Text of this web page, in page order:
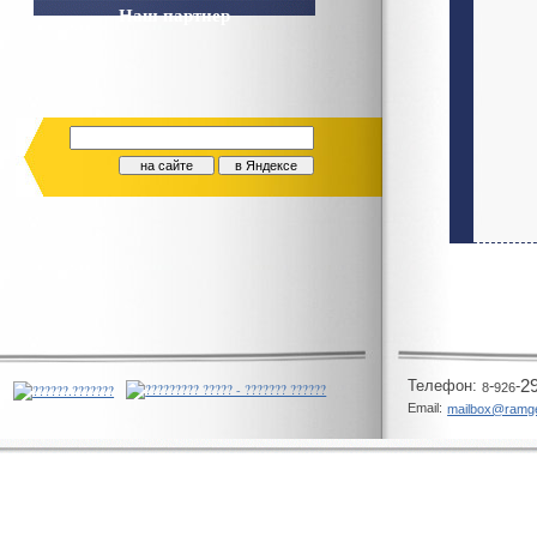
Наш партнер
Телeфон: 8-926-
Email: